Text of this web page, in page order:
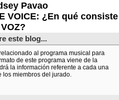
Pavao
VOICE: ¿En qué consiste
este blog...
al programa musical para
de este programa viene de la
la información referente a cada una
los miembros del jurado.